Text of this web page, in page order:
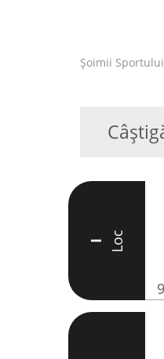
Șoimii Sportului
I Loc